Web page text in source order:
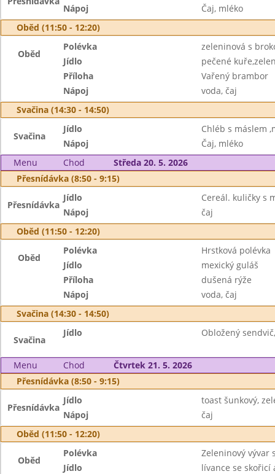
Nápoj
Čaj, mléko
Oběd (11:50 - 12:20)
Oběd
Polévka
zeleninová s
Jídlo
pečené
Příloha
Vařený brambor
Nápoj
voda, čaj
Svačina (14:30 - 14:50)
Svačina
Jídlo
Chléb s máslem
Nápoj
Čaj, mléko
Menu
Chod
Středa 20. 5. 2026
Přesnídávka (8:50 - 9:15)
Přesnídávka
Jídlo
Cereál. kuličky s
Nápoj
čaj
Oběd (11:50 - 12:20)
Oběd
Polévka
Hrstková polévka
Jídlo
mexický guláš
Příloha
dušená rýže
Nápoj
voda, čaj
Svačina (14:30 - 14:50)
Svačina
Jídlo Obložený
Menu Chod
Čtvrtek 21. 5. 2026
Přesnídávka (8:50 - 9:15)
Přesnídávka
Jídlo
toast šunkový,
Nápoj
čaj
Oběd (11:50 - 12:20)
Oběd
Polévka
Zeleninový vývar
Jídlo
lívance se skořicí